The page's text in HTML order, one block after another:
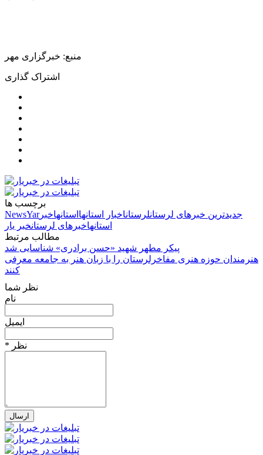
منبع: خبرگزاری مهر
اشتراک گذاری
برچسب ها
NewsYar
جدیدترین خبرهای لرستانلرستاناخبار استانها استانهاخبر
استانهاخبرهای لرستانخبر یار
مطالب مرتبط
پیکر مطهر شهید «حسن برادری» شناسایی شد
هنرمندان حوزه هنری مفاخرلرستان را با زبان هنر به جامعه معرفی
کنند
نظر شما
نام
ایمیل
* نظر